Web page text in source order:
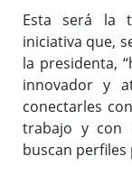
Esta será la
iniciativa que,
la presidenta,
innovador y
conectarles
trabajo y con
buscan perfiles